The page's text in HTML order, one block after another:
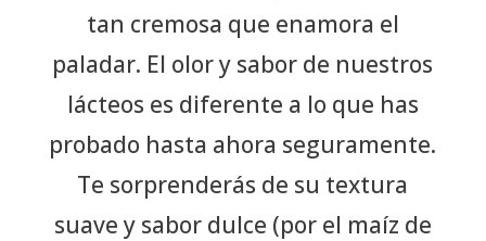
tan cremosa que enamora el
paladar. El olor y sabor de nuestros
lácteos es diferente a lo que has
probado hasta ahora seguramente.
Te sorprenderás de su textura
suave y sabor dulce (por el maíz de